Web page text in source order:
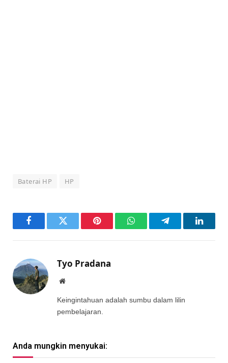
Baterai HP HP
FacebookTwitter Pinterest WhatsAppTelegram
Tyo Pradana
Website
Keingintahuan adalah sumbu dalam lilin
pembelajaran.
Anda mungkin menyukai: